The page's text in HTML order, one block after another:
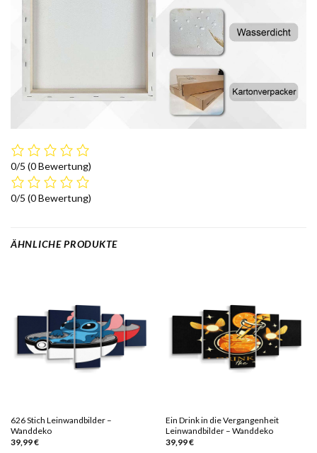
0/5 (0 Bewertung)
0/5 (0 Bewertung)
ÄHNLICHE PRODUKTE
626 Stich Leinwandbilder –
Wanddeko
39,99€
Ein Drink in die Vergangenheit
Leinwandbilder – Wanddeko
39,99€